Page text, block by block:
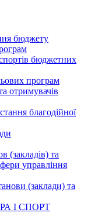
бюджету
бюджетних
програм
отримувачів
благодійної
(закладів) та
управління
(заклади) та
І СПОРТ